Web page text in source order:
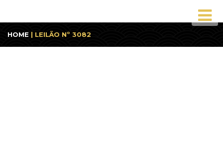
HOME | LEILÃO Nº 3082